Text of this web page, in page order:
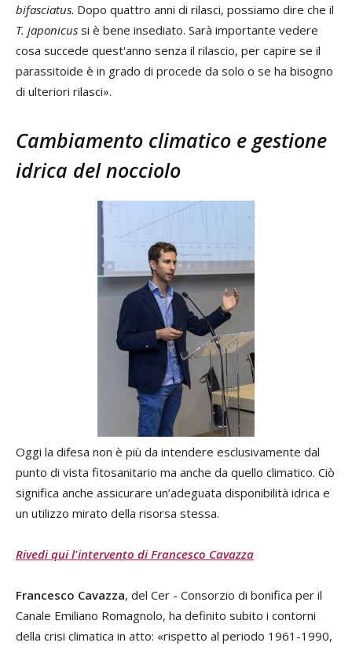
bifasciatus. Dopo quattro anni di rilasci, possiamo dire che il
T. japonicus si è bene insediato. Sarà importante vedere
cosa succede quest'anno senza il rilascio, per capire se il
parassitoide è in grado di procede da solo o se ha bisogno
di ulteriori rilasci».
Cambiamento climatico e gestione
idrica del nocciolo
Oggi la difesa non è più da intendere esclusivamente dal
punto di vista fitosanitario ma anche da quello climatico. Ciò
significa anche assicurare un’adeguata disponibilità idrica e
un utilizzo mirato della risorsa stessa.
Rivedi qui l'intervento di Francesco Cavazza
Francesco Cavazza, del Cer - Consorzio di bonifica per il
Canale Emiliano Romagnolo, ha definito subito i contorni
della crisi climatica in atto: «rispetto al periodo 1961-1990,